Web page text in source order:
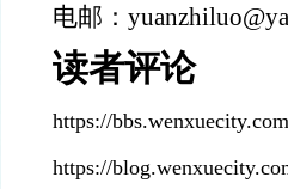
电邮：
读者评论
https://
https://